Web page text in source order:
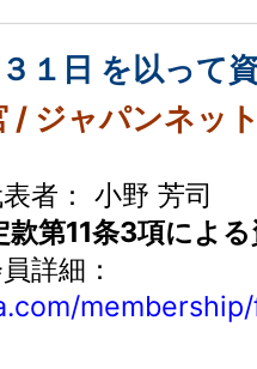
１日 を以って
/ ジャパンネッ
者： 小野 芳司
款第11条3項によ
詳細：